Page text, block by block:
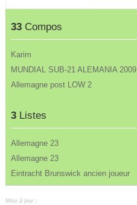
33 Compos
Karim
MUNDIAL SUB-21 ALEMANIA 2009
Allemagne post LOW 2
3 Listes
Allemagne 23
Allemagne 23
Eintracht Brunswick ancien joueur
Mise à jour :